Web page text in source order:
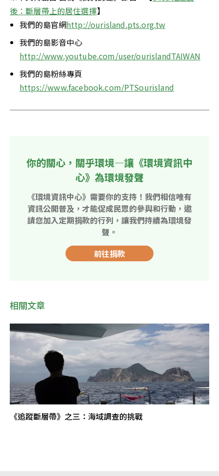
後：斷層帶上的居住選擇】
我們的島官網http://ourisland.pts.org.tw
我們的島影音中心
http://www.youtube.com/user/ourislandTAIWAN
我們的島粉絲專頁
https://www.facebook.com/PTSourisland
你的關心，關乎環境—讓《環境資訊中
心》為環境發聲
《環境資訊中心》需要你的支持！我們相信唯有
資訊公開普及，才能促成民眾的參與和行動，邀
請您加入定期捐款的行列，讓我們持續為環境發
聲。
前往捐款
相關文章
《追蹤斷層帶》之三：海域調查的挑戰